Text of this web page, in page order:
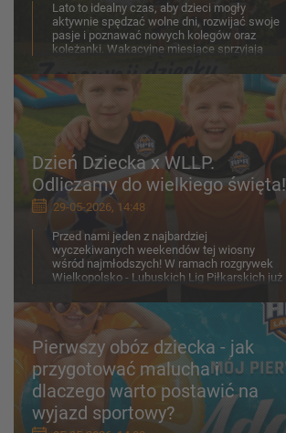
Lato to idealny czas, aby dzieci mogły
aktywnie spędzać wolne dni, rozwijać swoje
pasje i poznawać nowych kolegów oraz
koleżanki. Wakacyjne miesiące sprzyjają
Dzień Dziecka x WLLP.
Odliczamy do wielkiego święta!
29-05-2026, 14:48
Przed nami jeden z najbardziej
wyczekiwanych weekendów tej wiosny
wśród najmłodszych! W ramach rozgrywek
Wielkopolsko - Lubuskich Lig Piłkarskich już
Pierwszy obóz dziecka - jak
przygotować malucha i
dlaczego warto postawić na
wyjazd sportowy?